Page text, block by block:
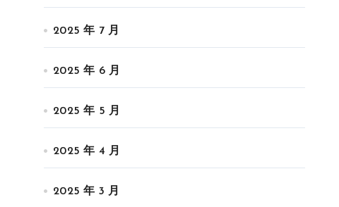
2025 年 7 月
2025 年 6 月
2025 年 5 月
2025 年 4 月
2025 年 3 月